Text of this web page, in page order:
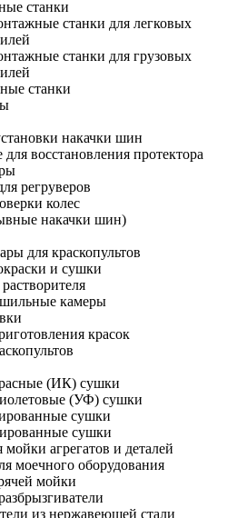
станки
станки для легковых
станки для грузовых
станки
накачки шин
восстановления протектора
регруверов
колес
накачки шин)
для краскопультов
и сушки
камеры
красок
(ИК) сушки
(УФ) сушки
сушки
сушки
мойки агрегатов и деталей
моечного оборудования
мойки
из нержавеющей стали